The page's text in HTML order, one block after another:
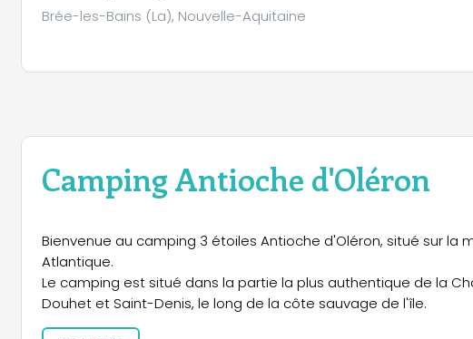
Brée-les-Bains (La), Nouvelle-Aquitaine
Camping Antioche d'Oléron
Bienvenue au camping 3 étoiles Antioche d'Oléron, situé sur la
Atlantique.
Le camping est situé dans la partie la plus authentique de la
Douhet et Saint-Denis, le long de la côte sauvage de l'île.